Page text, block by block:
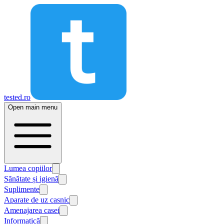
tested.ro
Open main menu
Lumea copiilor
Sănătate și igienă
Suplimente
Aparate de uz casnic
Amenajarea casei
Informatică